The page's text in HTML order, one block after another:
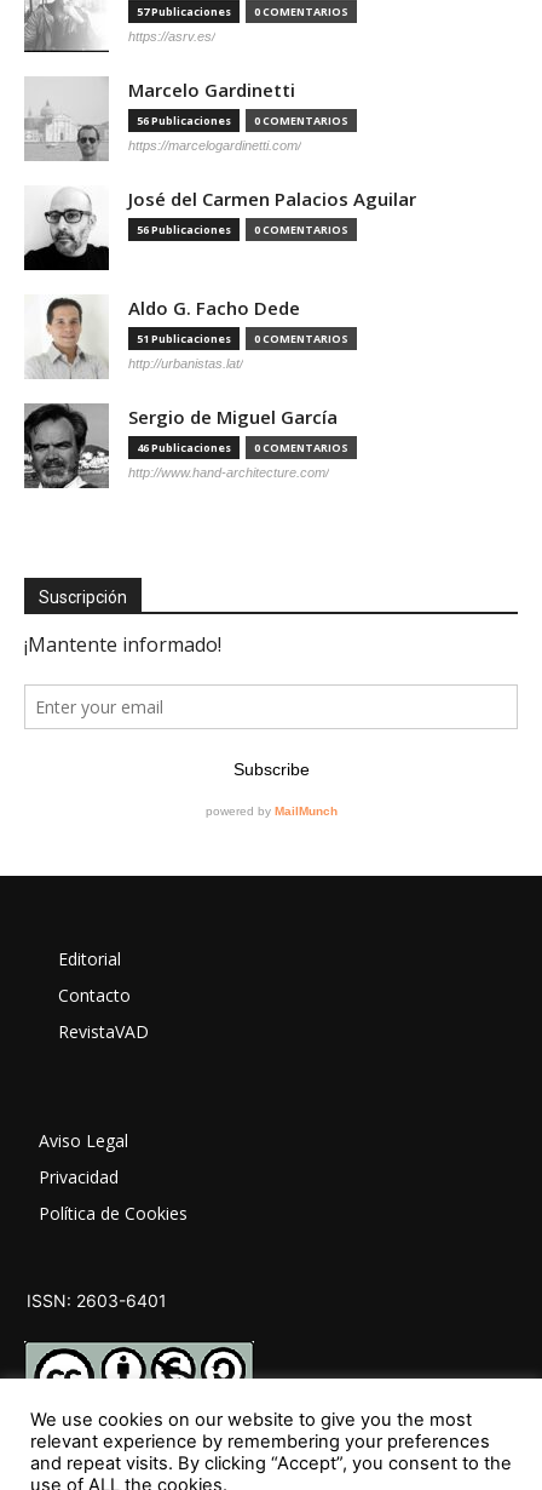
57 Publicaciones 0 COMENTARIOS
https://asrv.es/
Marcelo Gardinetti
56 Publicaciones 0 COMENTARIOS
https://marcelogardinetti.com/
José del Carmen Palacios Aguilar
56 Publicaciones 0 COMENTARIOS
Aldo G. Facho Dede
51 Publicaciones 0 COMENTARIOS
http://urbanistas.lat/
Sergio de Miguel García
46 Publicaciones 0 COMENTARIOS
http://www.hand-architecture.com/
Suscripción
Editorial
Contacto
RevistaVAD
Aviso Legal
Privacidad
Política de Cookies
ISSN: 2603-6401
SÍGUENOS
We use cookies on our website to give you the most
relevant experience by remembering your preferences
and repeat visits. By clicking “Accept”, you consent to the
use of ALL the cookies.